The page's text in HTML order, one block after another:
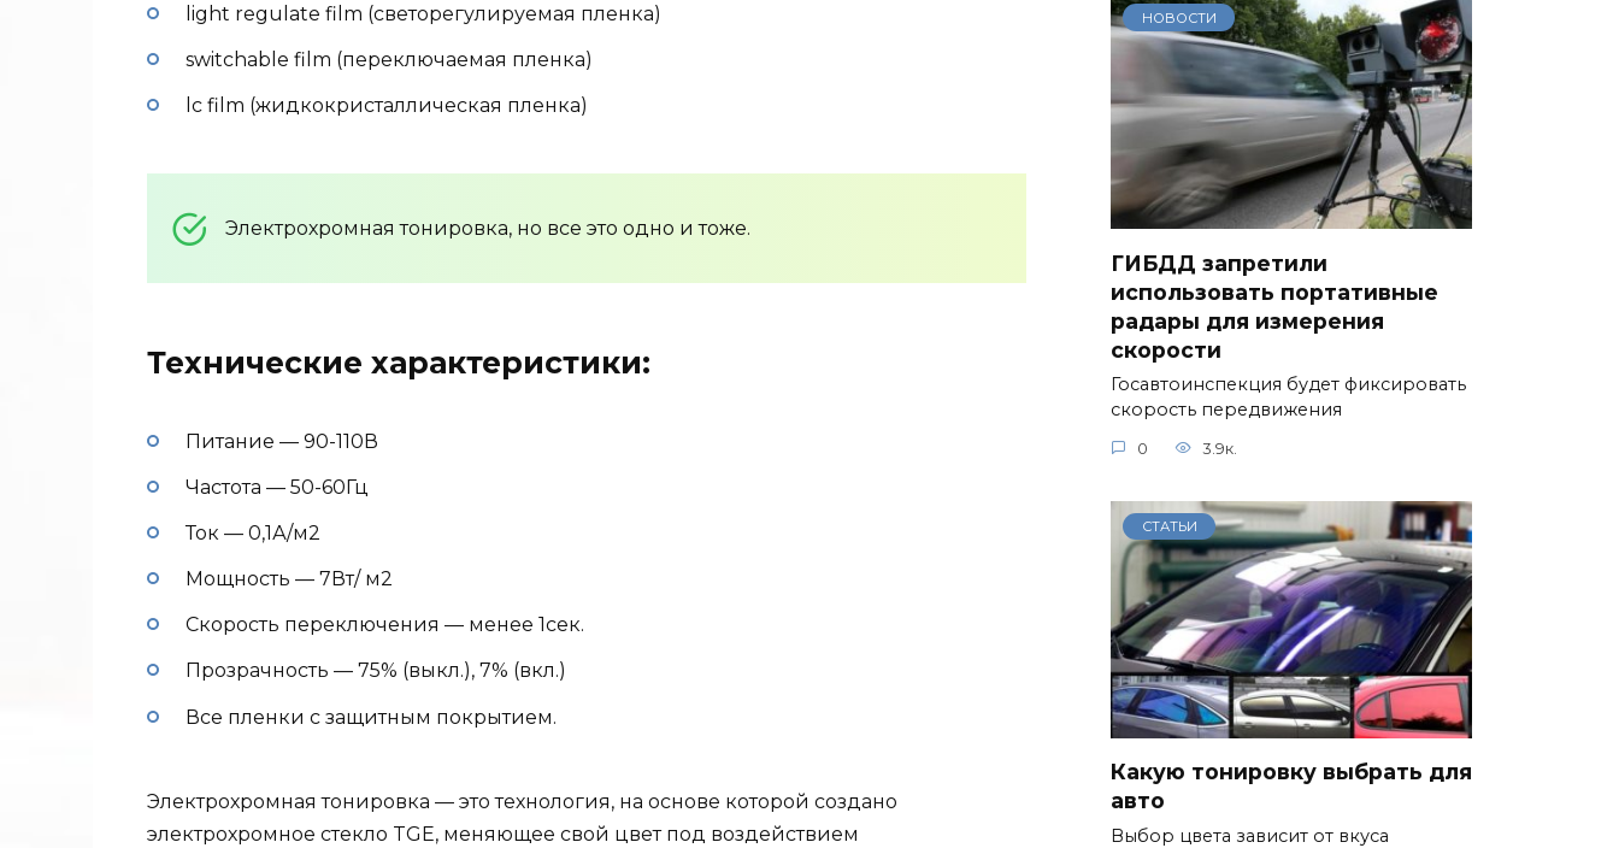
light regulate film (светорегулируемая пленка)
switchable film (переключаемая пленка)
lc film (жидкокристаллическая пленка)
Электрохромная тонировка, но все это одно и тоже.
Технические характеристики:
Питание — 90-110В
Частота — 50-60Гц
Ток — 0,1А/м2
Мощность — 7Вт/ м2
Скорость переключения — менее 1cек.
Прозрачность — 75% (выкл.), 7% (вкл.)
Все пленки с защитным покрытием.
Электрохромная тонировка — это технология, на основе которой создано
электрохромное стекло TGE, меняющее свой цвет под воздействием
НОВОСТИ
ГИБДД запретили
использовать портативные
радары для измерения
скорости
Госавтоинспекция будет фиксировать
скорость передвижения
0 3.9к.
СТАТЬИ
Какую тонировку выбрать для
авто
Выбор цвета зависит от вкуса